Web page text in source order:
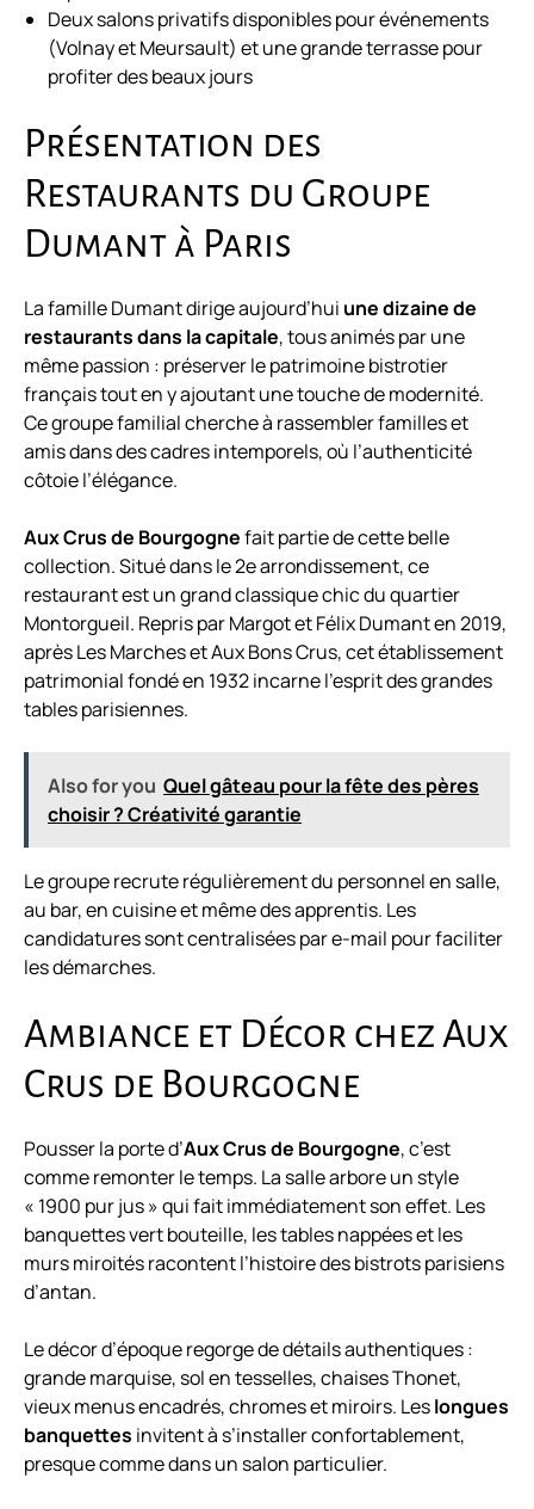
Deux salons privatifs disponibles pour événements
(Volnay et Meursault) et une grande terrasse pour
profiter des beaux jours
Présentation des
Restaurants du Groupe
Dumant à Paris
La famille Dumant dirige aujourd’hui une dizaine de
restaurants dans la capitale, tous animés par une
même passion : préserver le patrimoine bistrotier
français tout en y ajoutant une touche de modernité.
Ce groupe familial cherche à rassembler familles et
amis dans des cadres intemporels, où l’authenticité
côtoie l’élégance.
Aux Crus de Bourgognefait partie de cette belle
collection. Situé dans le 2e arrondissement, ce
restaurant est un grand classique chic du quartier
Montorgueil. Repris par Margot et Félix Dumant en 2019,
après Les Marches et Aux Bons Crus, cet établissement
patrimonial fondé en 1932 incarne l’esprit des grandes
tables parisiennes.
Also for you Quel gâteau pour la fête des pères
choisir ? Créativité garantie
Le groupe recrute régulièrement du personnel en salle,
au bar, en cuisine et même des apprentis. Les
candidatures sont centralisées par e-mail pour faciliter
les démarches.
Ambiance et Décor chez Aux
Crus de Bourgogne
Pousser la porte d’Aux Crus de Bourgogne, c’est
comme remonter le temps. La salle arbore un style
« 1900 pur jus » qui fait immédiatement son effet. Les
banquettes vert bouteille, les tables nappées et les
murs miroités racontent l’histoire des bistrots parisiens
d’antan.
Le décor d’époque regorge de détails authentiques :
grande marquise, sol en tesselles, chaises Thonet,
vieux menus encadrés, chromes et miroirs. Leslongues
banquettes invitent à s’installer confortablement,
presque comme dans un salon particulier.